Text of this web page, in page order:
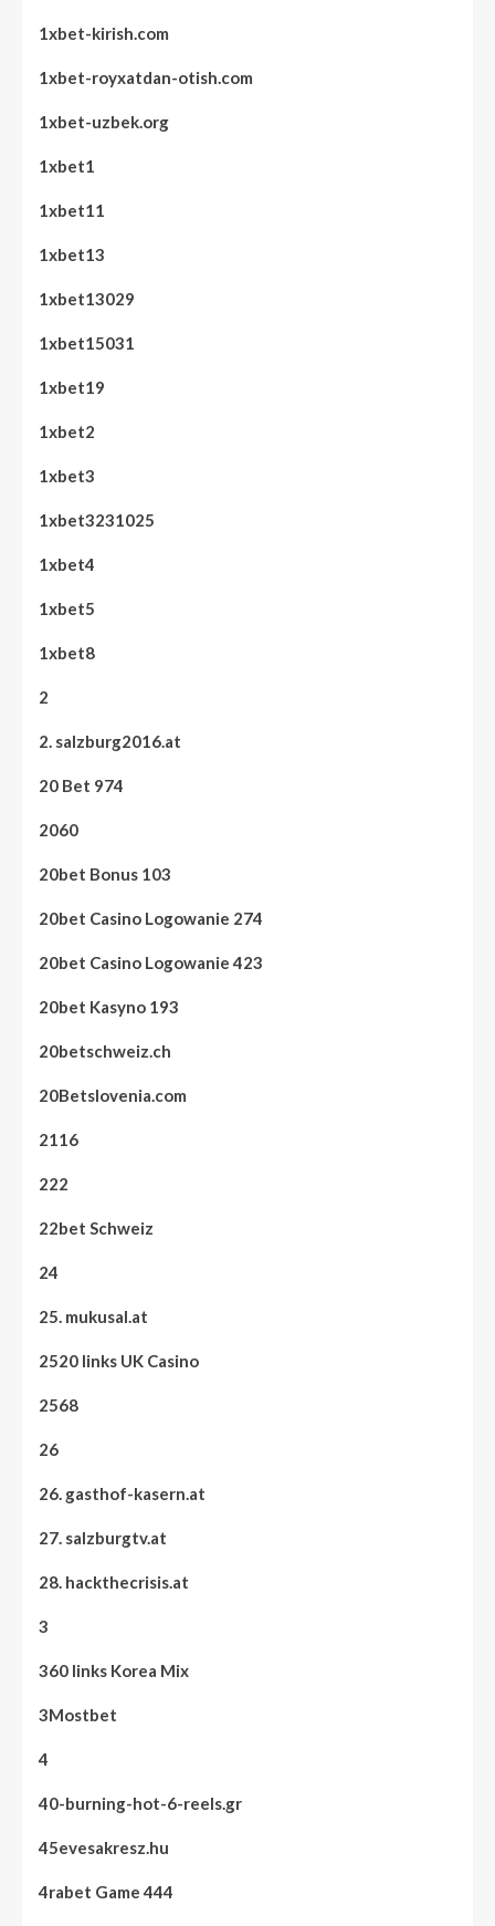
1xbet-kirish.com
1xbet-royxatdan-otish.com
1xbet-uzbek.org
1xbet1
1xbet11
1xbet13
1xbet13029
1xbet15031
1xbet19
1xbet2
1xbet3
1xbet3231025
1xbet4
1xbet5
1xbet8
2
2. salzburg2016.at
20 Bet 974
2060
20bet Bonus 103
20bet Casino Logowanie 274
20bet Casino Logowanie 423
20bet Kasyno 193
20betschweiz.ch
20Betslovenia.com
2116
222
22bet Schweiz
24
25. mukusal.at
2520 links UK Casino
2568
26
26. gasthof-kasern.at
27. salzburgtv.at
28. hackthecrisis.at
3
360 links Korea Mix
3Mostbet
4
40-burning-hot-6-reels.gr
45evesakresz.hu
4rabet Game 444